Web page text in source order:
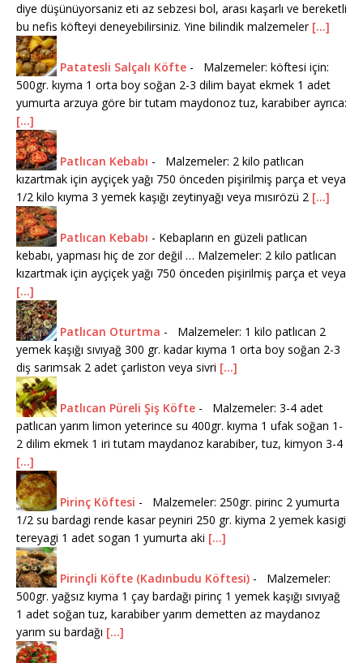
diye düşünüyorsaniz eti az sebzesi bol, arası kaşarlı ve bereketli
bu nefis köfteyi deneyebilirsiniz. Yine bilindik malzemeler [...]
Patatesli Salçalı Köfte -
Malzemeler: köftesi için:
500gr. kıyma 1 orta boy soğan 2-3 dilim bayat ekmek 1 adet
yumurta arzuya göre bir tutam maydonoz tuz, karabiber ayrıca:
[...]
Patlıcan Kebabı -
Malzemeler: 2 kilo patlıcan
kızartmak için ayçiçek yağı 750 önceden pişirilmiş parça et veya
1/2 kilo kıyma 3 yemek kaşığı zeytinyağı veya mısırözü 2 [...]
Patlıcan Kebabı - Kebapların en güzeli patlıcan
kebabı, yapması hiç de zor değil … Malzemeler: 2 kilo patlıcan
kızartmak için ayçiçek yağı 750 önceden pişirilmiş parça et veya
[...]
Patlıcan Oturtma -
Malzemeler: 1 kilo patlıcan 2
yemek kaşığı sıvıyağ 300 gr. kadar kıyma 1 orta boy soğan 2-3
diş sarımsak 2 adet çarliston veya sivri [...]
Patlıcan Püreli Şiş Köfte -
Malzemeler: 3-4 adet
patlıcan yarım limon yeterince su 400gr. kıyma 1 ufak soğan 1-
2 dilim ekmek 1 iri tutam maydanoz karabiber, tuz, kimyon 3-4
[...]
Pirinç Köftesi -
Malzemeler: 250gr. pirinc 2 yumurta
1/2 su bardagi rende kasar peyniri 250 gr. kiyma 2 yemek kasigi
tereyagi 1 adet sogan 1 yumurta aki [...]
Pirinçli Köfte (Kadınbudu Köftesi) -
Malzemeler:
500gr. yağsız kıyma 1 çay bardağı pirinç 1 yemek kaşığı sıvıyağ
1 adet soğan tuz, karabiber yarım demetten az maydanoz
yarım su bardağı [...]